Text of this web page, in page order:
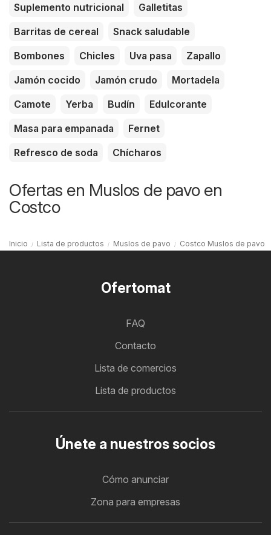
Suplemento nutricional
Galletitas
Barritas de cereal
Snack saludable
Bombones
Chicles Uva pasa
Zapallo
Jamón cocido
Jamón crudo
Mortadela
Camote
Yerba Budín
Edulcorante
Masa para empanada
Fernet
Refresco de soda
Chícharos
Ofertas en Muslos de pavo en
Costco
Inicio Lista de productos Muslos de pavo Costco Muslos de pavo
Ofertomat
FAQ
Contacto
Lista de comercios
Lista de productos
Únete a nuestros socios
Cómo anunciar
Zona para empresas